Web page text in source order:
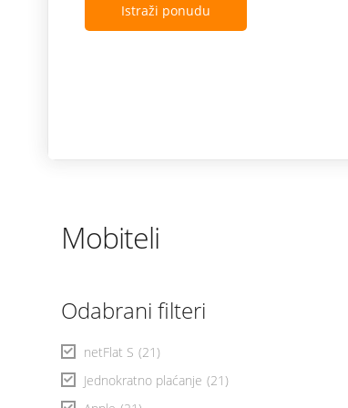
Istraži ponudu
Mobiteli
Odabrani filteri
netFlat S (21)
Jednokratno plaćanje (21)